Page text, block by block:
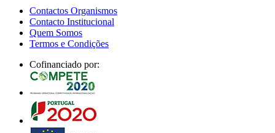
Contactos Organismos
Contacto Institucional
Quem Somos
Termos e Condições
Cofinanciado por: